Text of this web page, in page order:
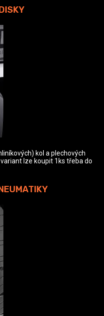
kol a plechových
lze koupit 1ks třeba do